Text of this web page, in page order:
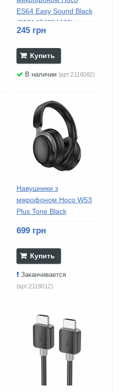
ES64 Easy Sound Black
(6931474784469)
245 грн
Купить
В наличии (арт:2116082)
Навушники з
мікрофоном Hoco W53
Plus Tone Black
699 грн
Купить
Заканчивается
(арт:2116012)